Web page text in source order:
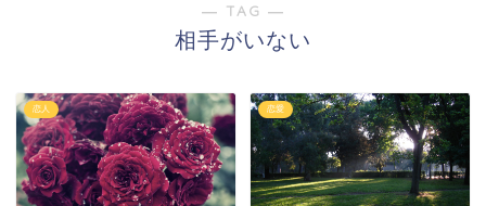
― TAG ―
相手がいない
恋人 恋愛